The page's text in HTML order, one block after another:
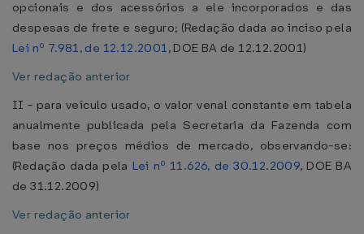
opcionais e dos acessórios a ele incorporados e das
despesas de frete e seguro; (Redação dada ao inciso pela
Lei nº 7.981, de 12.12.2001, DOE BA de 12.12.2001)
Ver redação anterior
II - para veículo usado, o valor venal constante em tabela
anualmente publicada pela Secretaria da Fazenda com
base nos preços médios de mercado, observando-se:
(Redação dada pela Lei nº 11.626, de 30.12.2009, DOE BA
de 31.12.2009)
Ver redação anterior